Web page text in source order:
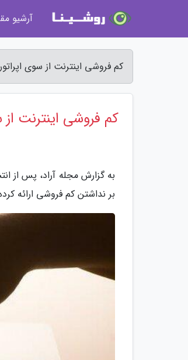
کم فروشی اینترنت از سوی
کم فروشی اینترنت
بر نداشتن کم فروشی ارائه
آرشیو